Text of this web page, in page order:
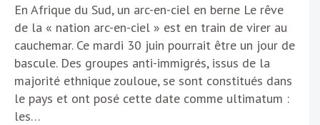
En Afrique du Sud, un arc-en-ciel en berne Le rêve
de la « nation arc-en-ciel » est en train de virer au
cauchemar. Ce mardi 30 juin pourrait être un jour de
bascule. Des groupes anti-immigrés, issus de la
majorité ethnique zouloue, se sont constitués dans
le pays et ont posé cette date comme ultimatum :
les…